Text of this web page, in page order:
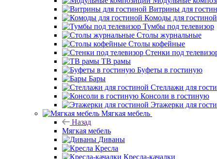
Витрины для
Комоды для гостиной
Тумбы под телевизор
Столы журнальные
Столы кофейные
Стенки под
ТВ рамы
Буфеты в гостиную
Бары
Стеллажи для
Консоли в гостиную
Этажерки для
Мягкая мебель
Назад
Мягкая мебель
Диваны
Кресла
Кресла-качалки